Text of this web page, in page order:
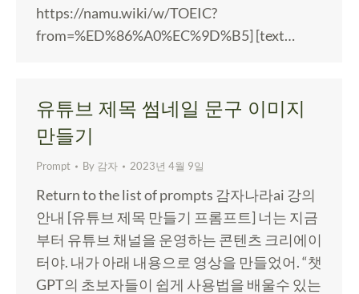
https://namu.wiki/w/TOEIC?
from=%ED%86%A0%EC%9D%B5] [text…
유튜브 제목 썸네일 문구 이미지
만들기
Prompt By 감자 2023년 4월 9일
Return to the list of prompts 감자나라ai 강의
안내 [유튜브 제목 만들기 프롬프트] 너는 지금
부터 유튜브 채널을 운영하는 콘텐츠 크리에이
터야. 내가 아래 내용으로 영상을 만들었어. “챗
GPT의 초보자들이 쉽게 사용법을 배울수 있는